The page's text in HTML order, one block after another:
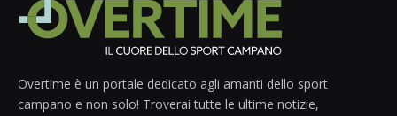
Overtime è un portale dedicato agli amanti dello sport
campano e non solo! Troverai tutte le ultime notizie,